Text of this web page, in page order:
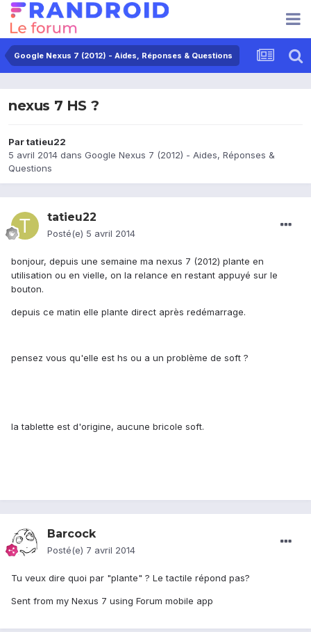
Google Nexus 7 (2012) - Aides, Réponses & Questions
nexus 7 HS ?
Partatieu22
5 avril 2014 dans Google Nexus 7 (2012) - Aides, Réponses &
Questions
tatieu22
Posté(e) 5 avril 2014
bonjour, depuis une semaine ma nexus 7 (2012) plante en
utilisation ou en vielle, on la relance en restant appuyé sur le
bouton.
depuis ce matin elle plante direct après redémarrage.
pensez vous qu'elle est hs ou a un problème de soft ?
la tablette est d'origine, aucune bricole soft.
Barcock
Posté(e) 7 avril 2014
Tu veux dire quoi par "plante" ? Le tactile répond pas?
Sent from my Nexus 7 using Forum mobile app